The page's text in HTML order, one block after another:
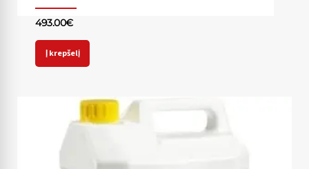
493.00€
Į krepšelį